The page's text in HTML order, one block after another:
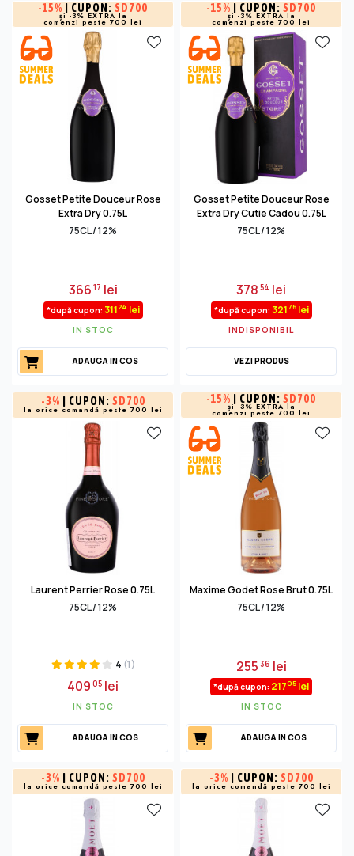
-15% | CUPON: SD700
și -3% EXTRA la
comenzi peste 700 lei
Gosset Petite Douceur Rose
Extra Dry 0.75L
75CL / 12%
36617 lei
*după cupon: 31124 lei
IN STOC
ADAUGA IN COS
-15% | CUPON: SD700
și -3% EXTRA la
comenzi peste 700 lei
Gosset Petite Douceur Rose
Extra Dry Cutie Cadou 0.75L
75CL / 12%
37854 lei
*după cupon: 32176lei
INDISPONIBIL
VEZI PRODUS
-3% | CUPON: SD700
la orice comandă peste 700 lei
Laurent Perrier Rose 0.75L
75CL / 12%
4 (1)
40905 lei
IN STOC
ADAUGA IN COS
-15% | CUPON: SD700
și -3% EXTRA la
comenzi peste 700 lei
Maxime Godet Rose Brut 0.75L
75CL / 12%
255 36 lei
*după cupon: 21705 lei
IN STOC
ADAUGA IN COS
-3% | CUPON: SD700
la orice comandă peste 700 lei
-3% | CUPON: SD700
la orice comandă peste 700 lei